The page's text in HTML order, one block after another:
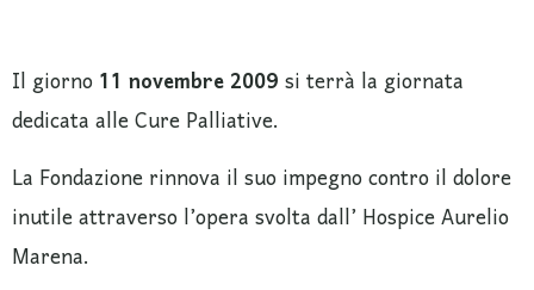
Il giorno11 novembre 2009si terrà la giornata
dedicata alle Cure Palliative.
La Fondazione rinnova il suo impegno contro il dolore
inutile attraverso l’opera svolta dall’ Hospice Aurelio
Marena.